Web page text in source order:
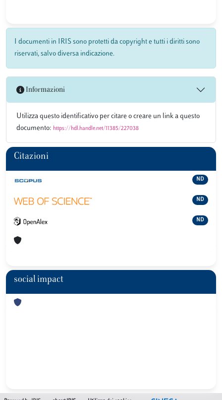
I documenti in IRIS sono protetti da copyright e tutti i diritti sono
riservati, salvo diversa indicazione.
Informazioni
Utilizza questo identificativo per citare o creare un link a questo
documento: https://hdl.handle.net/11385/227038
Citazioni
ND
ND
ND
social impact